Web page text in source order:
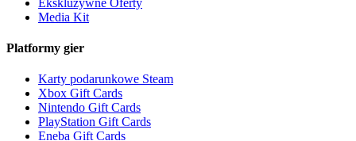
Media Kit
Platformy gier
Karty podarunkowe Steam
Xbox Gift Cards
Nintendo Gift Cards
PlayStation Gift Cards
Eneba Gift Cards